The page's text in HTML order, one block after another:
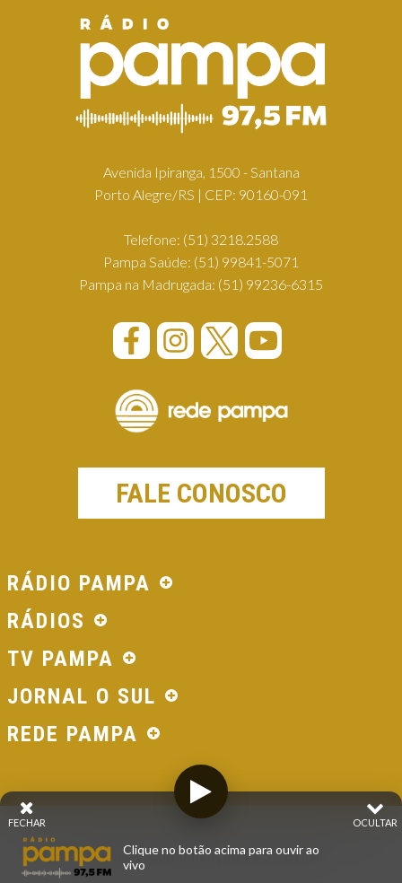
Avenida Ipiranga, 1500 - Santana
Porto Alegre/RS | CEP: 90160-091
Telefone: (51) 3218.2588
Pampa Saúde: (51) 99841-5071
Pampa na Madrugada: (51) 99236-6315
FALE CONOSCO
RÁDIO PAMPA
RÁDIOS
TV PAMPA
JORNAL O SUL
REDE PAMPA
© 2026 - Direitos Reservados - Rádio Pampa - Rede
Pampa de Comunicação | RS - Brasil.
OCULTAR
FECHAR
Clique no botão acima para ouvir ao
vivo